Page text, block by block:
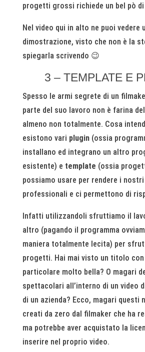
progetti grossi richiede un bel pò
Nel video qui in alto ne puoi vedere
dimostrazione, visto che non è la
spiegarla scrivendo 😉
3 – TEMPLATE E
Spesso le armi segrete di un
parte del suo lavoro non è farina
almeno non totalmente. Cosa
esistono vari plugin(ossia
installano ed integrano un altro
esistente) e template (ossia
possiamo usare per rendere i
professionali e ci permettono di
Infatti utilizzandoli sfruttiamo il
altro (pagando il programma
maniera totalmente lecita) per
progetti. Hai mai visto un titolo con
particolare molto bella? O magari
spettacolari all’interno di un video
di un azienda? Ecco, magari questi
creati da zero dal filmaker che ha
ma potrebbe aver acquistato la
inserire nel proprio video.